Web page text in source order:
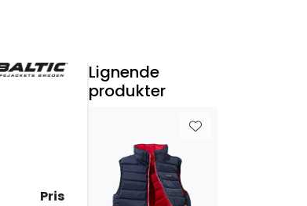
Pris
Lignende
produkter